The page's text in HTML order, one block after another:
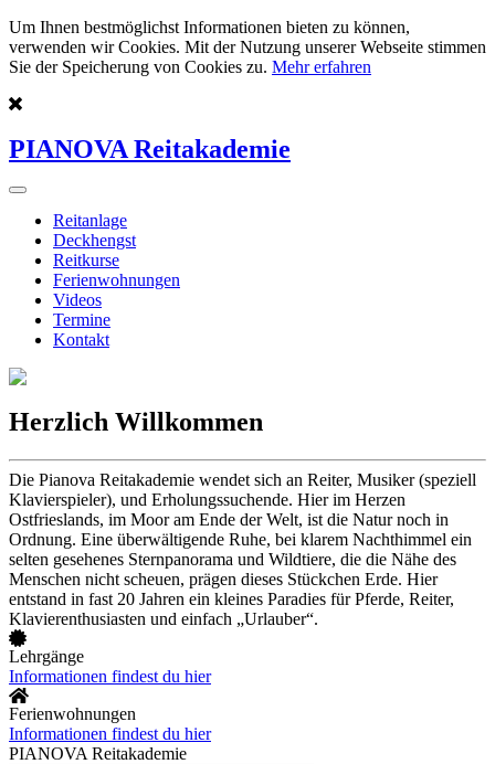
Um Ihnen bestmöglichst Informationen bieten zu können,
verwenden wir Cookies. Mit der Nutzung unserer Webseite stimmen
Sie der Speicherung von Cookies zu. Mehr erfahren
PIANOVA Reitakademie
Reitanlage
Deckhengst
Reitkurse
Ferienwohnungen
Videos
Termine
Kontakt
Herzlich Willkommen
Die Pianova Reitakademie wendet sich an Reiter, Musiker (speziell
Klavierspieler), und Erholungssuchende. Hier im Herzen
Ostfrieslands, im Moor am Ende der Welt, ist die Natur noch in
Ordnung. Eine überwältigende Ruhe, bei klarem Nachthimmel ein
selten gesehenes Sternpanorama und Wildtiere, die die Nähe des
Menschen nicht scheuen, prägen dieses Stückchen Erde. Hier
entstand in fast 20 Jahren ein kleines Paradies für Pferde, Reiter,
Klavierenthusiasten und einfach „Urlauber“.
Lehrgänge
Informationen findest du hier
Ferienwohnungen
Informationen findest du hier
PIANOVA Reitakademie